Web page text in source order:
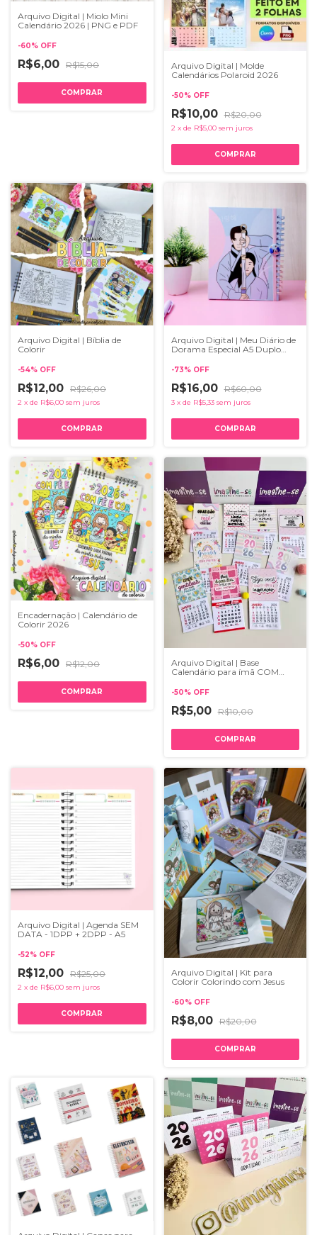
Arquivo Digital | Miolo Mini
Calendário 2026 | PNG e PDF
-60% OFF
R$6,00 R$15,00
Arquivo Digital | Molde
Calendários Polaroid 2026
-50% OFF
R$10,00 R$20,00
2 x de R$5,00 sem juros
Arquivo Digital | Bíblia de
Colorir
-54% OFF
R$12,00 R$26,00
2 x de R$6,00 sem juros
Arquivo Digital | Meu Diário de
Dorama Especial A5 Duplo
-73% OFF
R$16,00 R$60,00
3 x de R$5,33 sem juros
Encadernação | Calendário de
Colorir 2026
-50% OFF
R$6,00 R$12,00
Arquivo Digital | Base
Calendário para ímã COM
-50% OFF
R$5,00 R$10,00
Arquivo Digital | Agenda SEM
DATA - 1DPP + 2DPP - A5
-52% OFF
R$12,00 R$25,00
2 x de R$6,00 sem juros
Arquivo Digital | Kit para
Colorir Colorindo com Jesus
-60% OFF
R$8,00 R$20,00